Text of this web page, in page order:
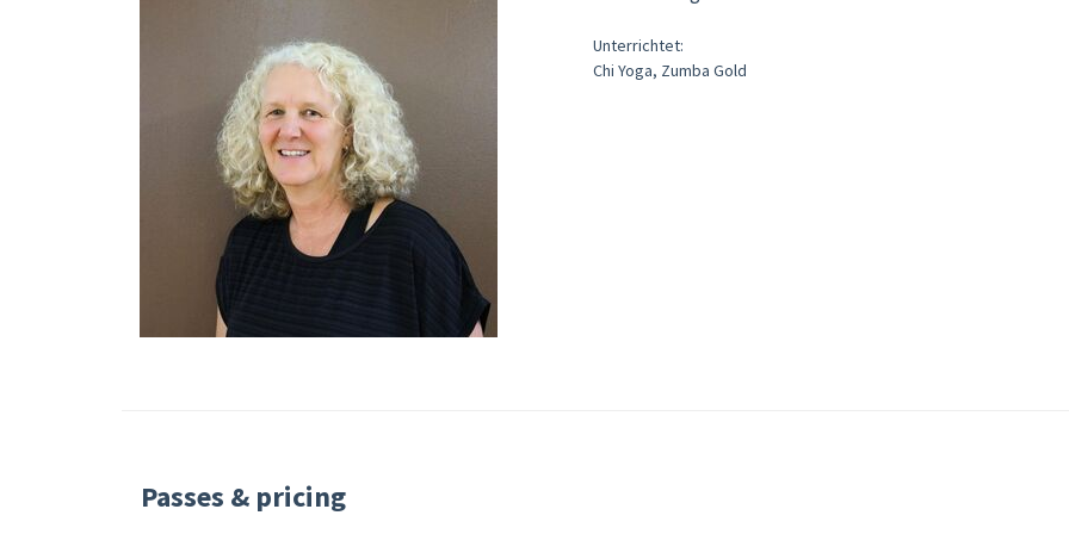
Unterrichtet:
Chi Yoga, Zumba Gold
Passes & pricing